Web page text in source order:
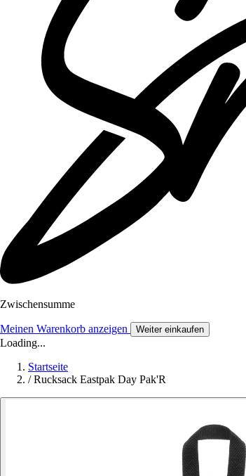
Zwischensumme
Meinen Warenkorb anzeigen Weiter einkaufen
Loading...
Startseite
/ Rucksack Eastpak Day Pak'R